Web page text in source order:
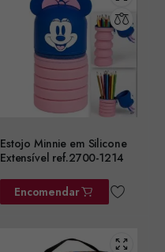
Estojo Minnie em Silicone
Extensível ref.2700-1214
Encomendar